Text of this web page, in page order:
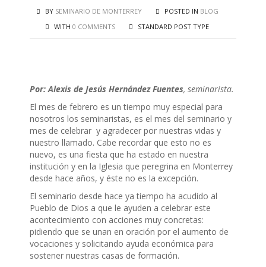
BY SEMINARIO DE MONTERREY POSTED IN BLOG
WITH 0 COMMENTS STANDARD POST TYPE
Por: Alexis de Jesús Hernández Fuentes, seminarista.
El mes de febrero es un tiempo muy especial para
nosotros los seminaristas, es el mes del seminario y
mes de celebrar y agradecer por nuestras vidas y
nuestro llamado. Cabe recordar que esto no es
nuevo, es una fiesta que ha estado en nuestra
institución y en la Iglesia que peregrina en Monterrey
desde hace años, y éste no es la excepción.
El seminario desde hace ya tiempo ha acudido al
Pueblo de Dios a que le ayuden a celebrar este
acontecimiento con acciones muy concretas:
pidiendo que se unan en oración por el aumento de
vocaciones y solicitando ayuda económica para
sostener nuestras casas de formación.